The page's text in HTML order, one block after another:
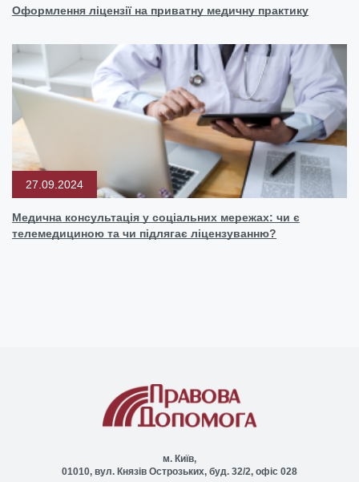
Оформлення ліцензії на приватну медичну практику
27.09.2024
Медична консультація у соціальних мережах: чи є
телемедициною та чи підлягає ліцензуванню?
м. Київ,
01010, вул. Князів Острозьких, буд. 32/2, офіс 028